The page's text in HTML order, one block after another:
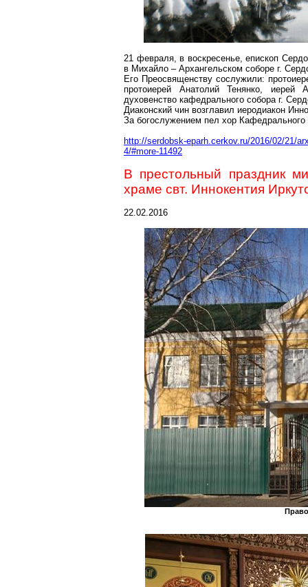
21 февраля, в воскресенье, епископ
в Михайло – Архангельском соборе г.
Его Преосвященству сослужили:
протоиерей Анатолий Тенянко, иерей
духовенство кафедрального собора г.
Диаконский чин возглавил иеродиакон
За богослужением пел хор Кафедрального
http://serdobsk-eparh.cerkov.ru/2016/02/21/
4/#more-11492
В престольный праздник
храме свт. Иннокентия
22.02.2016